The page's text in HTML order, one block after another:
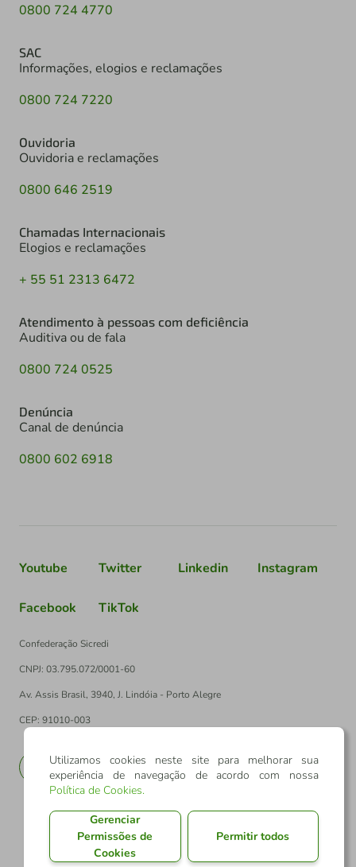
0800 724 4770
SAC
Informações, elogios e reclamações
0800 724 7220
Ouvidoria
Ouvidoria e reclamações
0800 646 2519
Chamadas Internacionais
Elogios e reclamações
+ 55 51 2313 6472
Atendimento à pessoas com deficiência
Auditiva ou de fala
0800 724 0525
Denúncia
Canal de denúncia
0800 602 6918
Youtube Twitter Linkedin Instagram
Facebook TikTok
Confederação Sicredi
CNPJ: 03.795.072/0001-60
Av. Assis Brasil, 3940, J. Lindóia - Porto Alegre
CEP: 91010-003
EN
Utilizamos cookies neste site para melhorar sua
experiência de navegação de acordo com nossa
Política de Cookies.
Gerenciar
Permissões de
Cookies
Permitir todos